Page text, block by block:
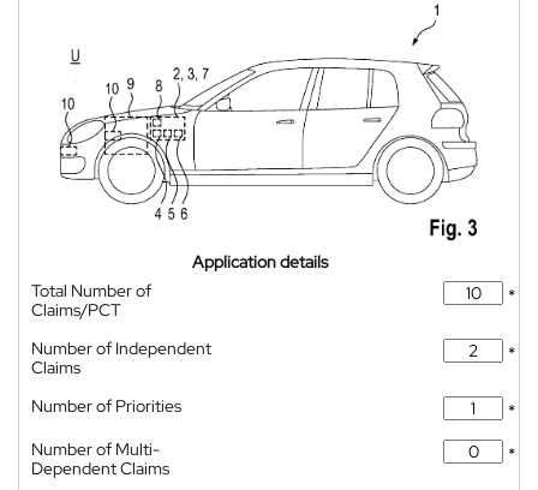
Application details
Total Number of
Claims/PCT
*
Number of Independent
Claims
*
Number of Priorities
*
Number of Multi-
Dependent Claims
*